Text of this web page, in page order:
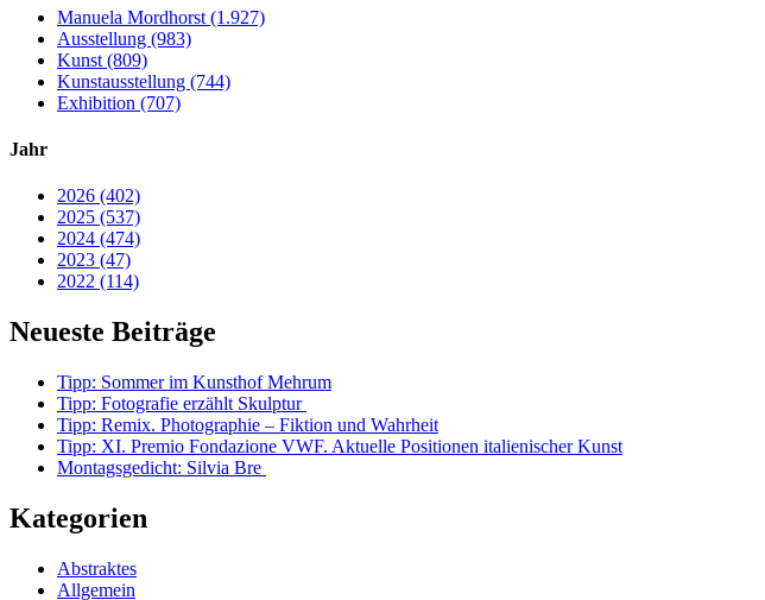
Manuela Mordhorst (1.927)
Ausstellung (983)
Kunst (809)
Kunstausstellung (744)
Exhibition (707)
Jahr
2026 (402)
2025 (537)
2024 (474)
2023 (47)
2022 (114)
Neueste Beiträge
Tipp: Sommer im Kunsthof Mehrum
Tipp: Fotografie erzählt Skulptur
Tipp: Remix. Photographie – Fiktion und Wahrheit
Tipp: XI. Premio Fondazione VWF. Aktuelle Positionen italienischer Kunst
Montagsgedicht: Silvia Bre
Kategorien
Abstraktes
Allgemein